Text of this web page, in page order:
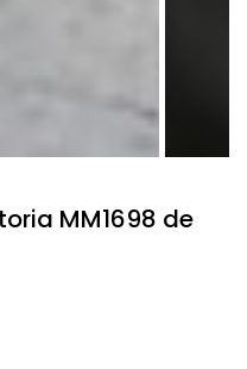
MM1698 de